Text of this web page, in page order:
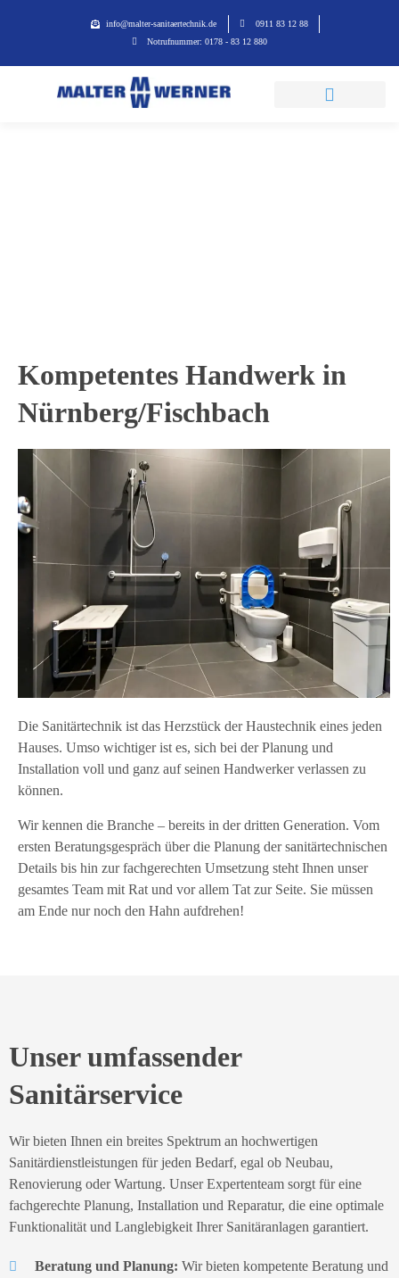
info@malter-sanitaertechnik.de
0911 83 12 88
Notrufnummer: 0178 - 83 12 880
Kompetentes Handwerk in
Nürnberg/Fischbach
Die Sanitärtechnik ist das Herzstück der Haustechnik eines jeden
Hauses. Umso wichtiger ist es, sich bei der Planung und
Installation voll und ganz auf seinen Handwerker verlassen zu
können.
Wir kennen die Branche – bereits in der dritten Generation. Vom
ersten Beratungsgespräch über die Planung der sanitärtechnischen
Details bis hin zur fachgerechten Umsetzung steht Ihnen unser
gesamtes Team mit Rat und vor allem Tat zur Seite. Sie müssen
am Ende nur noch den Hahn aufdrehen!
Unser umfassender
Sanitärservice
Wir bieten Ihnen ein breites Spektrum an hochwertigen
Sanitärdienstleistungen für jeden Bedarf, egal ob Neubau,
Renovierung oder Wartung. Unser Expertenteam sorgt für eine
fachgerechte Planung, Installation und Reparatur, die eine optimale
Funktionalität und Langlebigkeit Ihrer Sanitäranlagen garantiert.
Beratung und Planung: Wir bieten kompetente Beratung und